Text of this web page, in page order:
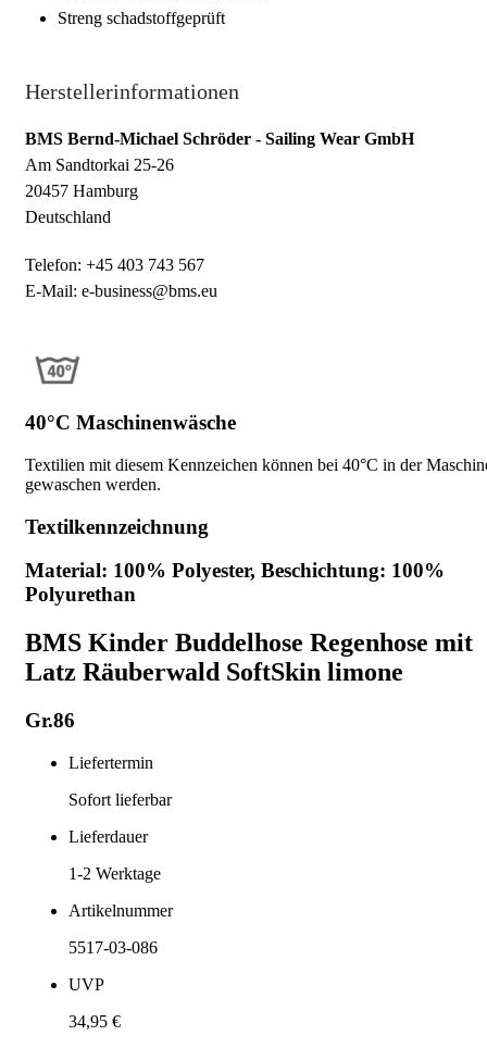
Streng schadstoffgeprüft
Herstellerinformationen
BMS Bernd-Michael Schröder - Sailing Wear GmbH
Am Sandtorkai 25-26
20457 Hamburg
Deutschland
Telefon: +45 403 743 567
E-Mail: e-business@bms.eu
40°C Maschinenwäsche
Textilien mit diesem Kennzeichen können bei 40°C in der
gewaschen werden.
Textilkennzeichnung
Material: 100% Polyester, Beschichtung: 100%
Polyurethan
BMS Kinder Buddelhose Regenhose mit
Latz Räuberwald SoftSkin limone
Gr.86
Liefertermin
Sofort lieferbar
Lieferdauer
1-2 Werktage
Artikelnummer
5517-03-086
UVP
34,95 €